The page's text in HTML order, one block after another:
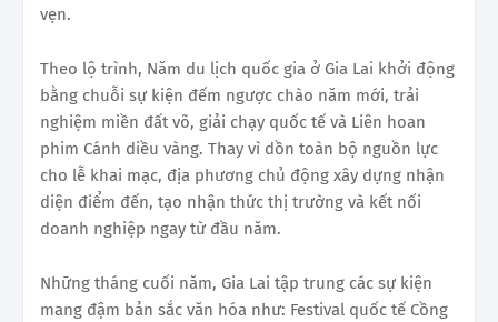
vẹn.
Theo lộ trình, Năm du lịch quốc gia ở Gia Lai khởi động
bằng chuỗi sự kiện đếm ngược chào năm mới, trải
nghiệm miền đất võ, giải chạy quốc tế và Liên hoan
phim Cánh diều vàng. Thay vì dồn toàn bộ nguồn lực
cho lễ khai mạc, địa phương chủ động xây dựng nhận
diện điểm đến, tạo nhận thức thị trường và kết nối
doanh nghiệp ngay từ đầu năm.
Những tháng cuối năm, Gia Lai tập trung các sự kiện
mang đậm bản sắc văn hóa như: Festival quốc tế Cồng